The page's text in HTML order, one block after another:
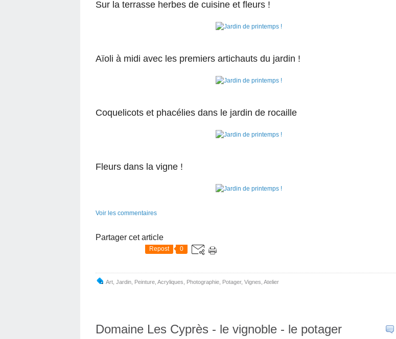
Sur la terrasse herbes de cuisine et fleurs !
Aïoli à midi avec les premiers artichauts du jardin !
Coquelicots et phacélies dans le jardin de rocaille
Fleurs dans la vigne !
Voir les commentaires
Partager cet article
Repost 0
Art Jardin Peinture Acryliques Photographie Potager, Vignes Atelier
Domaine Les Cyprès - le vignoble - le potager